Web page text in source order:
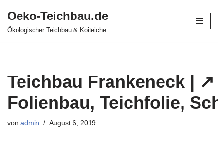
Zum
Oeko-Teichbau.de
Ökologischer Teichbau & Koiteiche
Teichbau Frankeneck |
Folienbau, Teichfolie,
von admin August 6, 2019